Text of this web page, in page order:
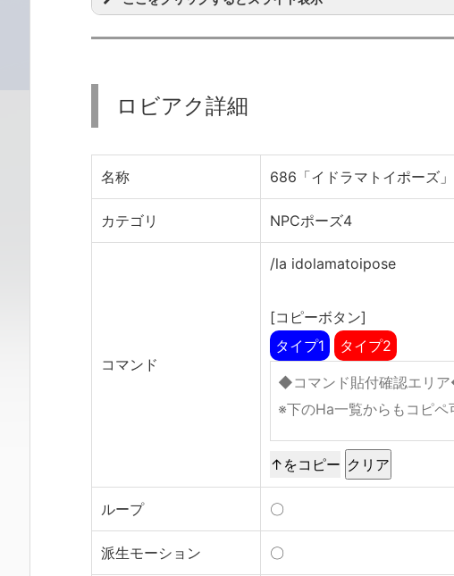
ロビアク詳細
名称 686「イドラマトイポーズ」
カテゴリ NPCポーズ4
コマンド
/la idolamatoipose
[コピーボタン]
タイプ1
タイプ2
↑をコピー
ループ 〇
派生モーション 〇